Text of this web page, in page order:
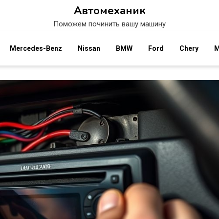
Автомеханик
Поможем починить вашу машину
Mercedes-Benz Nissan BMW Ford Chery